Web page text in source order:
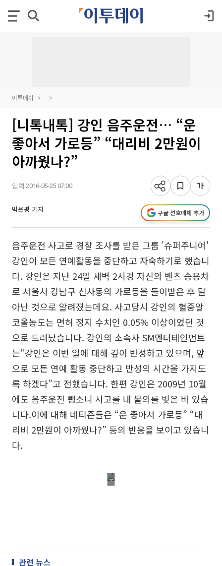
이투데이
[니톡내톡] 강인 음주운전… “운
좋아서 가로등” “대리비 2만원이
아까웠나?”
입력 2016-05-25 07:00
박은평 기자 구글 선호매체 추가
음주운전 사고로 경찰 조사를 받은 그룹 '슈퍼주니어'
강인이 모든 연예활동을 중단하고 자숙하기로 했습니
다. 강인은 지난 24일 새벽 2시경 자신의 벤츠 승용차
로 서울시 강남구 신사동의 가로등을 들이받은 후 달
아난 것으로 알려졌는데요. 사고당시 강인의 혈중알
코올농도는 면허 정지 수치인 0.05% 이상이었던 것
으로 드러났습니다. 강인의 소속사 SM엔터테인먼트
는“강인은 이번 일에 대해 깊이 반성하고 있으며, 앞
으로 모든 연예 활동 중단하고 반성의 시간을 가지도
록 하겠다”고 전했습니다. 한편 강인은 2009년 10월
에도 음주운전 뺑소니 사고를 내 물의를 빚은 바 있습
니다.이에 대해 네티즌들은 “운 좋아서 가로등” “대
리비 2만원이 아까웠나?” 등의 반응을 보이고 있습니
다.
관련 뉴스